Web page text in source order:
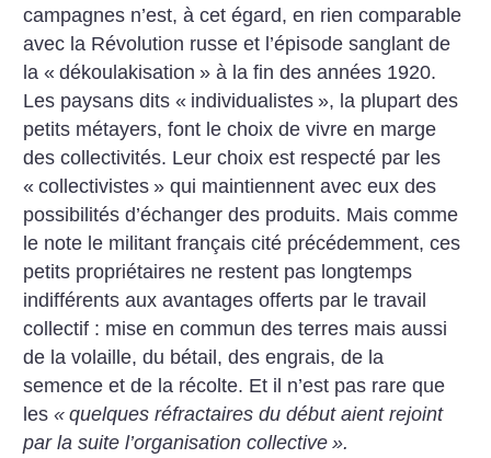
campagnes n’est, à cet égard, en rien comparable
avec la Révolution russe et l’épisode sanglant de
la « dékoulakisation » à la fin des années 1920.
Les paysans dits « individualistes », la plupart des
petits métayers, font le choix de vivre en marge
des collectivités. Leur choix est respecté par les
« collectivistes » qui maintiennent avec eux des
possibilités d’échanger des produits. Mais comme
le note le militant français cité précédemment, ces
petits propriétaires ne restent pas longtemps
indifférents aux avantages offerts par le travail
collectif : mise en commun des terres mais aussi
de la volaille, du bétail, des engrais, de la
semence et de la récolte. Et il n’est pas rare que
les« quelques réfractaires du début aient rejoint
par la suite l’organisation collective ».